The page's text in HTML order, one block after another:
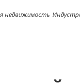
недвижимость